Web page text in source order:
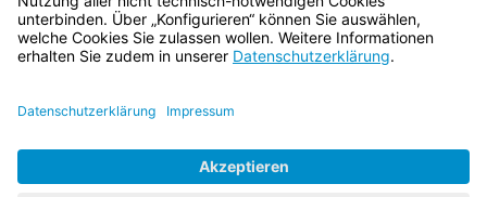
Bayern.de
BayernPortal
Impressum